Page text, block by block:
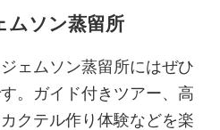
ムソン蒸留所
ェムソン蒸留所にはぜひ
。ガイド付きツアー、高
クテル作り体験などを楽